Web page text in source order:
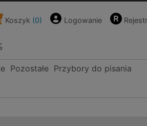
Koszyk (0) Logowanie
Pozostałe Przybory do pisania